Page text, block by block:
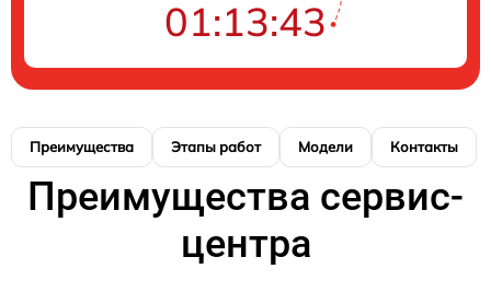
01:13:43
Преимущества Этапы работ Модели Контакты
Преимущества сервис-
центра